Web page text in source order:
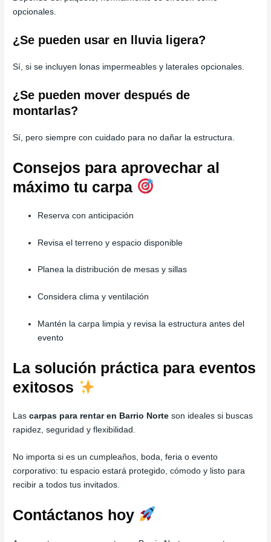
opcionales.
¿Se pueden usar en lluvia ligera?
Sí, si se incluyen lonas impermeables y laterales opcionales.
¿Se pueden mover después de
montarlas?
Sí, pero siempre con cuidado para no dañar la estructura.
Consejos para aprovechar al
máximo tu carpa
Reserva con anticipación
Revisa el terreno y espacio disponible
Planea la distribución de mesas y sillas
Considera clima y ventilación
Mantén la carpa limpia y revisa la estructura antes del
evento
La solución práctica para eventos
exitosos
Lascarpas para rentar en Barrio Norteson ideales si buscas
rapidez, seguridad y flexibilidad.
No importa si es un cumpleaños, boda, feria o evento
corporativo: tu espacio estará protegido, cómodo y listo para
recibir a todos tus invitados.
Contáctanos hoy